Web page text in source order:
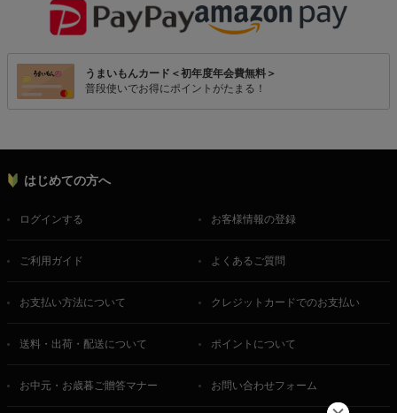
うまいもんカード＜初年度年会費無料＞
普段使いでお得にポイントがたまる！
はじめての方へ
ログインする お客様情報の登録
ご利用ガイド よくあるご質問
お支払い方法について クレジットカードでのお支払い
送料・出荷・配送について ポイントについて
お中元・お歳暮ご贈答マナー お問い合わせフォーム